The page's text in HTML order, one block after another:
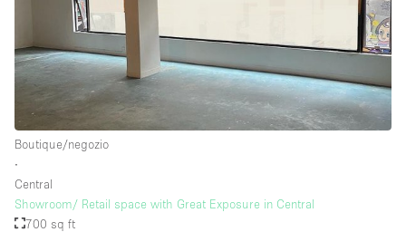
Boutique/negozio
∙
Central
Showroom/ Retail space with Great Exposure in Central
700 sq ft